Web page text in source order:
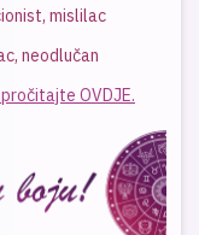
mislilac
neodlučan
OVDJE.